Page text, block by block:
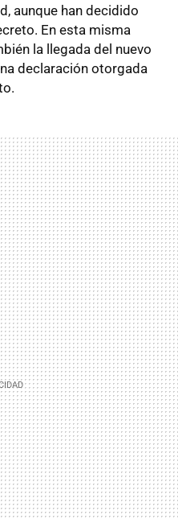
aunque han decidido
En esta misma
la llegada del nuevo
declaración otorgada